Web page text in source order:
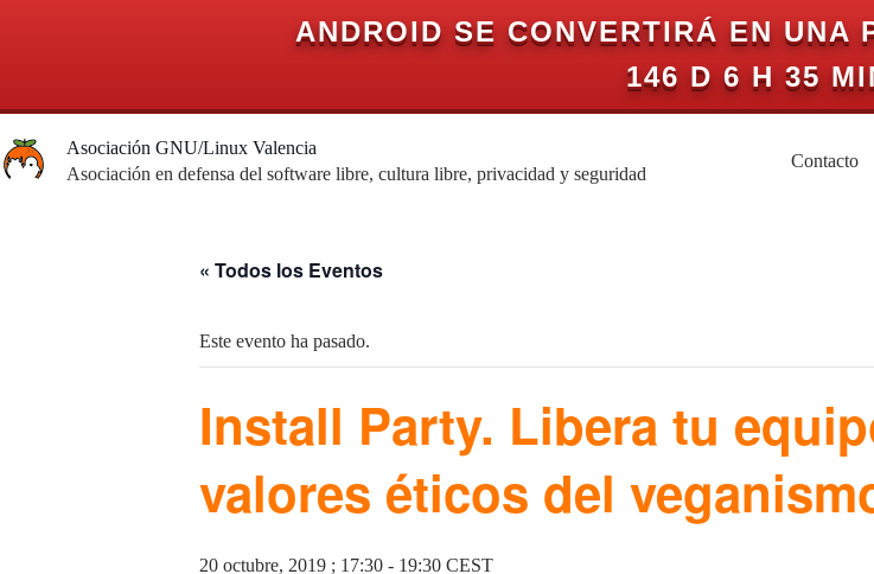
ANDROID SE CONVERTIRÁ EN UNA
146 D 6 H 35
al
contenido
Asociación GNU/Linux Valencia
Asociación en defensa del software libre, cultura libre, privacidad y seguridad
Contacto
« Todos los Eventos
Este evento ha pasado.
Install Party. Libera tu
valores éticos del
20 octubre, 2019 ; 17:30 - 19:30 CEST